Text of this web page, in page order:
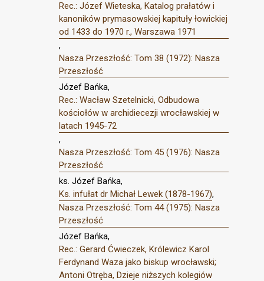
Rec.: Józef Wieteska, Katalog prałatów i
kanoników prymasowskiej kapituły łowickiej
od 1433 do 1970 r., Warszawa 1971
,
Nasza Przeszłość: Tom 38 (1972): Nasza
Przeszłość
Józef Bańka,
Rec.: Wacław Szetelnicki, Odbudowa
kościołów w archidiecezji wrocławskiej w
latach 1945-72
,
Nasza Przeszłość: Tom 45 (1976): Nasza
Przeszłość
ks. Józef Bańka,
Ks. infułat dr Michał Lewek (1878-1967),
Nasza Przeszłość: Tom 44 (1975): Nasza
Przeszłość
Józef Bańka,
Rec.: Gerard Ćwieczek, Królewicz Karol
Ferdynand Waza jako biskup wrocławski;
Antoni Otręba, Dzieje niższych kolegiów